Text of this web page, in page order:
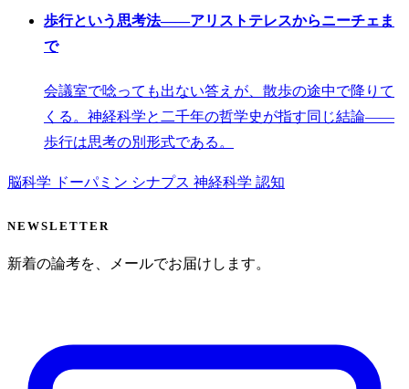
歩行という思考法——アリストテレスからニーチェま
で
会議室で唸っても出ない答えが、散歩の途中で降りて
くる。神経科学と二千年の哲学史が指す同じ結論——
歩行は思考の別形式である。
脳科学 ドーパミン シナプス 神経科学 認知
NEWSLETTER
新着の論考を、メールでお届けします。